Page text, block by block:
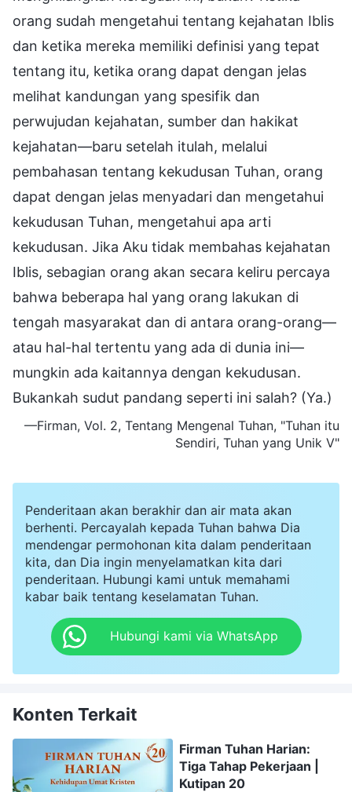
orang sudah mengetahui tentang kejahatan Iblis
dan ketika mereka memiliki definisi yang tepat
tentang itu, ketika orang dapat dengan jelas
melihat kandungan yang spesifik dan
perwujudan kejahatan, sumber dan hakikat
kejahatan—baru setelah itulah, melalui
pembahasan tentang kekudusan Tuhan, orang
dapat dengan jelas menyadari dan mengetahui
kekudusan Tuhan, mengetahui apa arti
kekudusan. Jika Aku tidak membahas kejahatan
Iblis, sebagian orang akan secara keliru percaya
bahwa beberapa hal yang orang lakukan di
tengah masyarakat dan di antara orang-orang—
atau hal-hal tertentu yang ada di dunia ini—
mungkin ada kaitannya dengan kekudusan.
Bukankah sudut pandang seperti ini salah? (Ya.)
—Firman, Vol. 2, Tentang Mengenal Tuhan, "Tuhan itu
Sendiri, Tuhan yang Unik V"
Penderitaan akan berakhir dan air mata akan
berhenti. Percayalah kepada Tuhan bahwa Dia
mendengar permohonan kita dalam penderitaan
kita, dan Dia ingin menyelamatkan kita dari
penderitaan. Hubungi kami untuk memahami
kabar baik tentang keselamatan Tuhan.
Hubungi kami via WhatsApp
Konten Terkait
Firman Tuhan Harian:
Tiga Tahap Pekerjaan |
Kutipan 20